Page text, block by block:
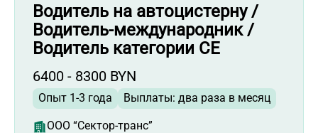
Водитель на автоцистерну /
Водитель-международник /
Водитель категории СЕ
6400 - 8300 BYN
Опыт 1-3 года Выплаты: два раза в месяц
ООО “Сектор-транс”